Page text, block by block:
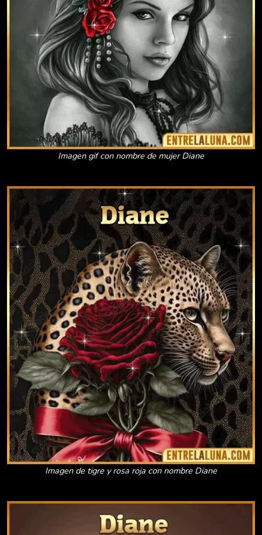
Imagen gif con nombre de mujer Diane
Imagen de tigre y rosa roja con nombre Diane